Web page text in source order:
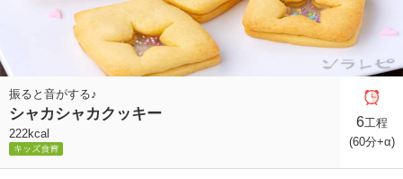
振ると音がする♪
シャカシャカクッキー
222kcal
6工程
(60分+α)